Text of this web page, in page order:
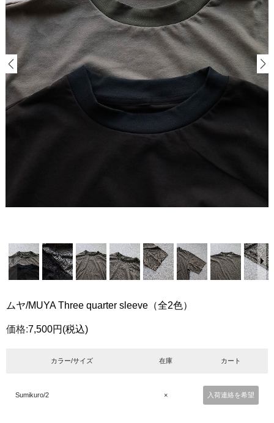
ムヤ/MUYA Three quarter sleeve（全2色）
価格:7,500円 (税込)
カラー/サイズ 在庫 カート
Sumikuro/2 × 入荷連絡を希望